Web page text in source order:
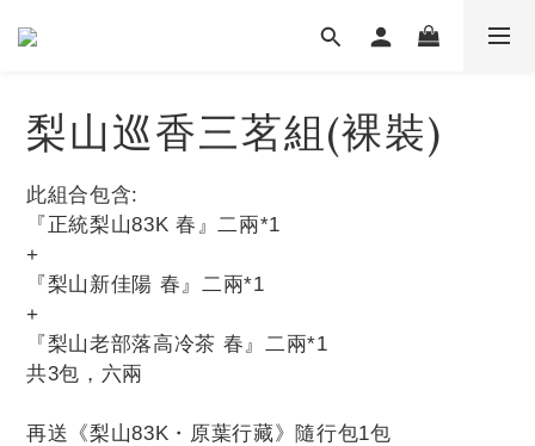
梨山巡香三茗組(裸裝)
此組合包含:
『正統梨山83K 春』二兩*1
+
『梨山新佳陽 春』二兩*1
+
『梨山老部落高冷茶 春』二兩*1
共3包，六兩
再送《梨山83K・原葉行藏》隨行包1包